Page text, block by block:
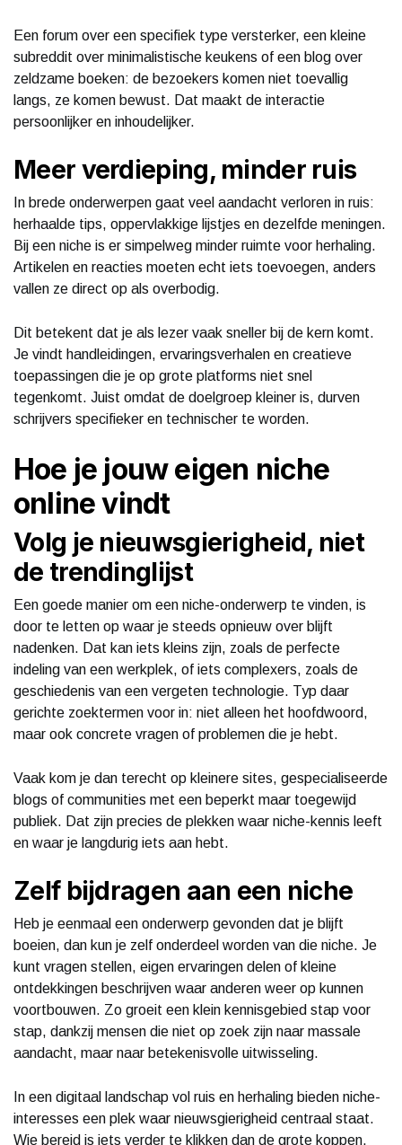
Een forum over een specifiek type versterker, een kleine
subreddit over minimalistische keukens of een blog over
zeldzame boeken: de bezoekers komen niet toevallig
langs, ze komen bewust. Dat maakt de interactie
persoonlijker en inhoudelijker.
Meer verdieping, minder ruis
In brede onderwerpen gaat veel aandacht verloren in ruis:
herhaalde tips, oppervlakkige lijstjes en dezelfde meningen.
Bij een niche is er simpelweg minder ruimte voor herhaling.
Artikelen en reacties moeten echt iets toevoegen, anders
vallen ze direct op als overbodig.
Dit betekent dat je als lezer vaak sneller bij de kern komt.
Je vindt handleidingen, ervaringsverhalen en creatieve
toepassingen die je op grote platforms niet snel
tegenkomt. Juist omdat de doelgroep kleiner is, durven
schrijvers specifieker en technischer te worden.
Hoe je jouw eigen niche
online vindt
Volg je nieuwsgierigheid, niet
de trendinglijst
Een goede manier om een niche-onderwerp te vinden, is
door te letten op waar je steeds opnieuw over blijft
nadenken. Dat kan iets kleins zijn, zoals de perfecte
indeling van een werkplek, of iets complexers, zoals de
geschiedenis van een vergeten technologie. Typ daar
gerichte zoektermen voor in: niet alleen het hoofdwoord,
maar ook concrete vragen of problemen die je hebt.
Vaak kom je dan terecht op kleinere sites, gespecialiseerde
blogs of communities met een beperkt maar toegewijd
publiek. Dat zijn precies de plekken waar niche-kennis leeft
en waar je langdurig iets aan hebt.
Zelf bijdragen aan een niche
Heb je eenmaal een onderwerp gevonden dat je blijft
boeien, dan kun je zelf onderdeel worden van die niche. Je
kunt vragen stellen, eigen ervaringen delen of kleine
ontdekkingen beschrijven waar anderen weer op kunnen
voortbouwen. Zo groeit een klein kennisgebied stap voor
stap, dankzij mensen die niet op zoek zijn naar massale
aandacht, maar naar betekenisvolle uitwisseling.
In een digitaal landschap vol ruis en herhaling bieden niche-
interesses een plek waar nieuwsgierigheid centraal staat.
Wie bereid is iets verder te klikken dan de grote koppen,